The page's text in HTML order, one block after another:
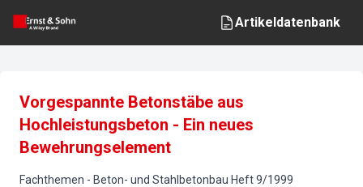
Artikeldatenbank
Vorgespannte Betonstäbe aus
Hochleistungsbeton - Ein neues
Bewehrungselement
Fachthemen - Beton- und Stahlbetonbau Heft9/1999